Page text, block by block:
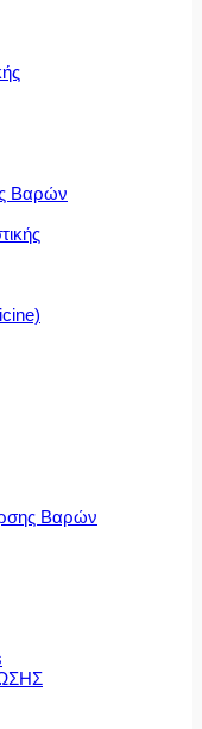
Βαρών
Βαρών